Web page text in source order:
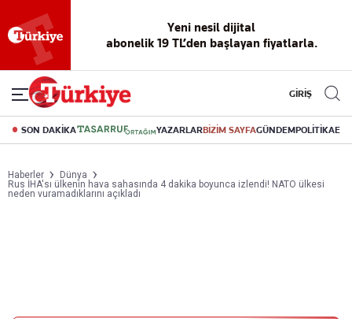
Yeni nesil dijital
abonelik 19 TL’den başlayan fiyatlarla.
GİRİŞ
SON DAKİKA YAZARLARBİZİM SAYFAGÜNDEMPOLİTİKA
Haberler
Dünya
Rus İHA'sı ülkenin hava sahasında 4 dakika boyunca izlendi! NATO ülkesi
neden vuramadıklarını açıkladı